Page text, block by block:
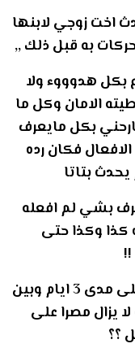
اخت زوجي لابنها
به قبل ذلك ,,
بكل هدوووء ولا
الامان وكل ما
بكل مايعرف
فكان رده
بتاتا
بشي لم افعله
كذا وكذا حتى
وانا الان اصدقه بشده لاني حدثته على مدى 3 ايام وبين
يزال مصرا على
؟؟